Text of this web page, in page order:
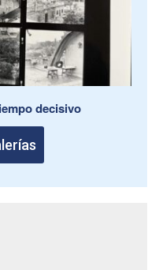
decisivo